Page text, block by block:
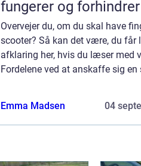
fungerer og
Overvejer du, om du skal have
scooter? Så kan det være, du får
afklaring her, hvis du læser med
Fordelene ved at anskaffe sig en
Emma Madsen 04